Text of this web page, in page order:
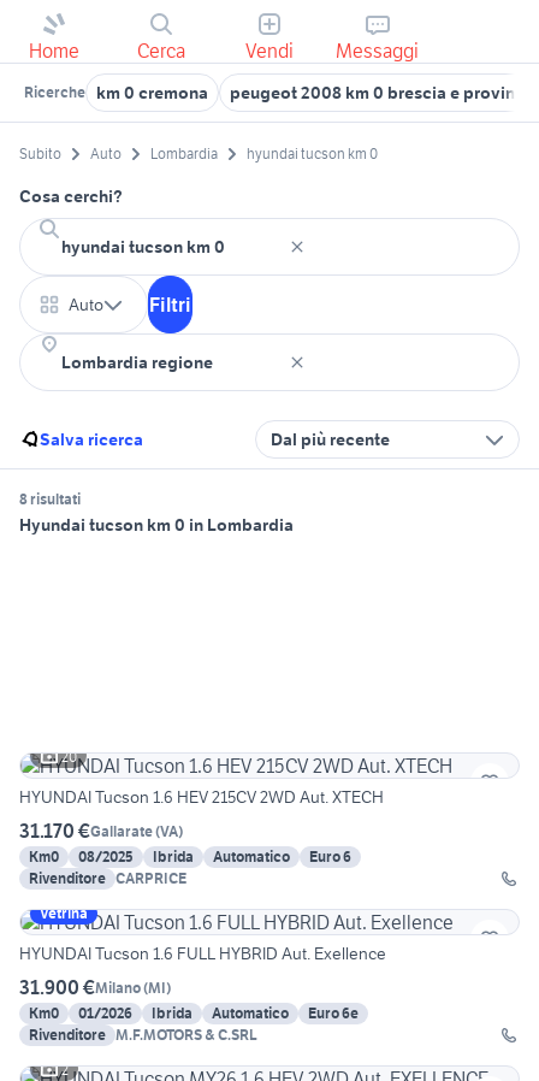
Home Cerca Vendi Messaggi
Ricerche km 0 cremona peugeot 2008 km 0 brescia e provincia
Subito Auto Lombardia hyundai tucson km 0
Cosa cerchi?
Auto Filtri
Salva ricerca Dal più recente
8 risultati
Hyundai tucson km 0 in Lombardia
20
HYUNDAI Tucson 1.6 HEV 215CV 2WD Aut. XTECH
31.170 €Gallarate(VA)
Km0
08/2025 Ibrida Automatico
Euro 6
Rivenditore CARPRICE
Vetrina
HYUNDAI Tucson 1.6 FULL HYBRID Aut. Exellence
31.900 €Milano(MI)
Km0
01/2026 Ibrida Automatico
Euro 6e
Rivenditore M.F.MOTORS & C.SRL
2